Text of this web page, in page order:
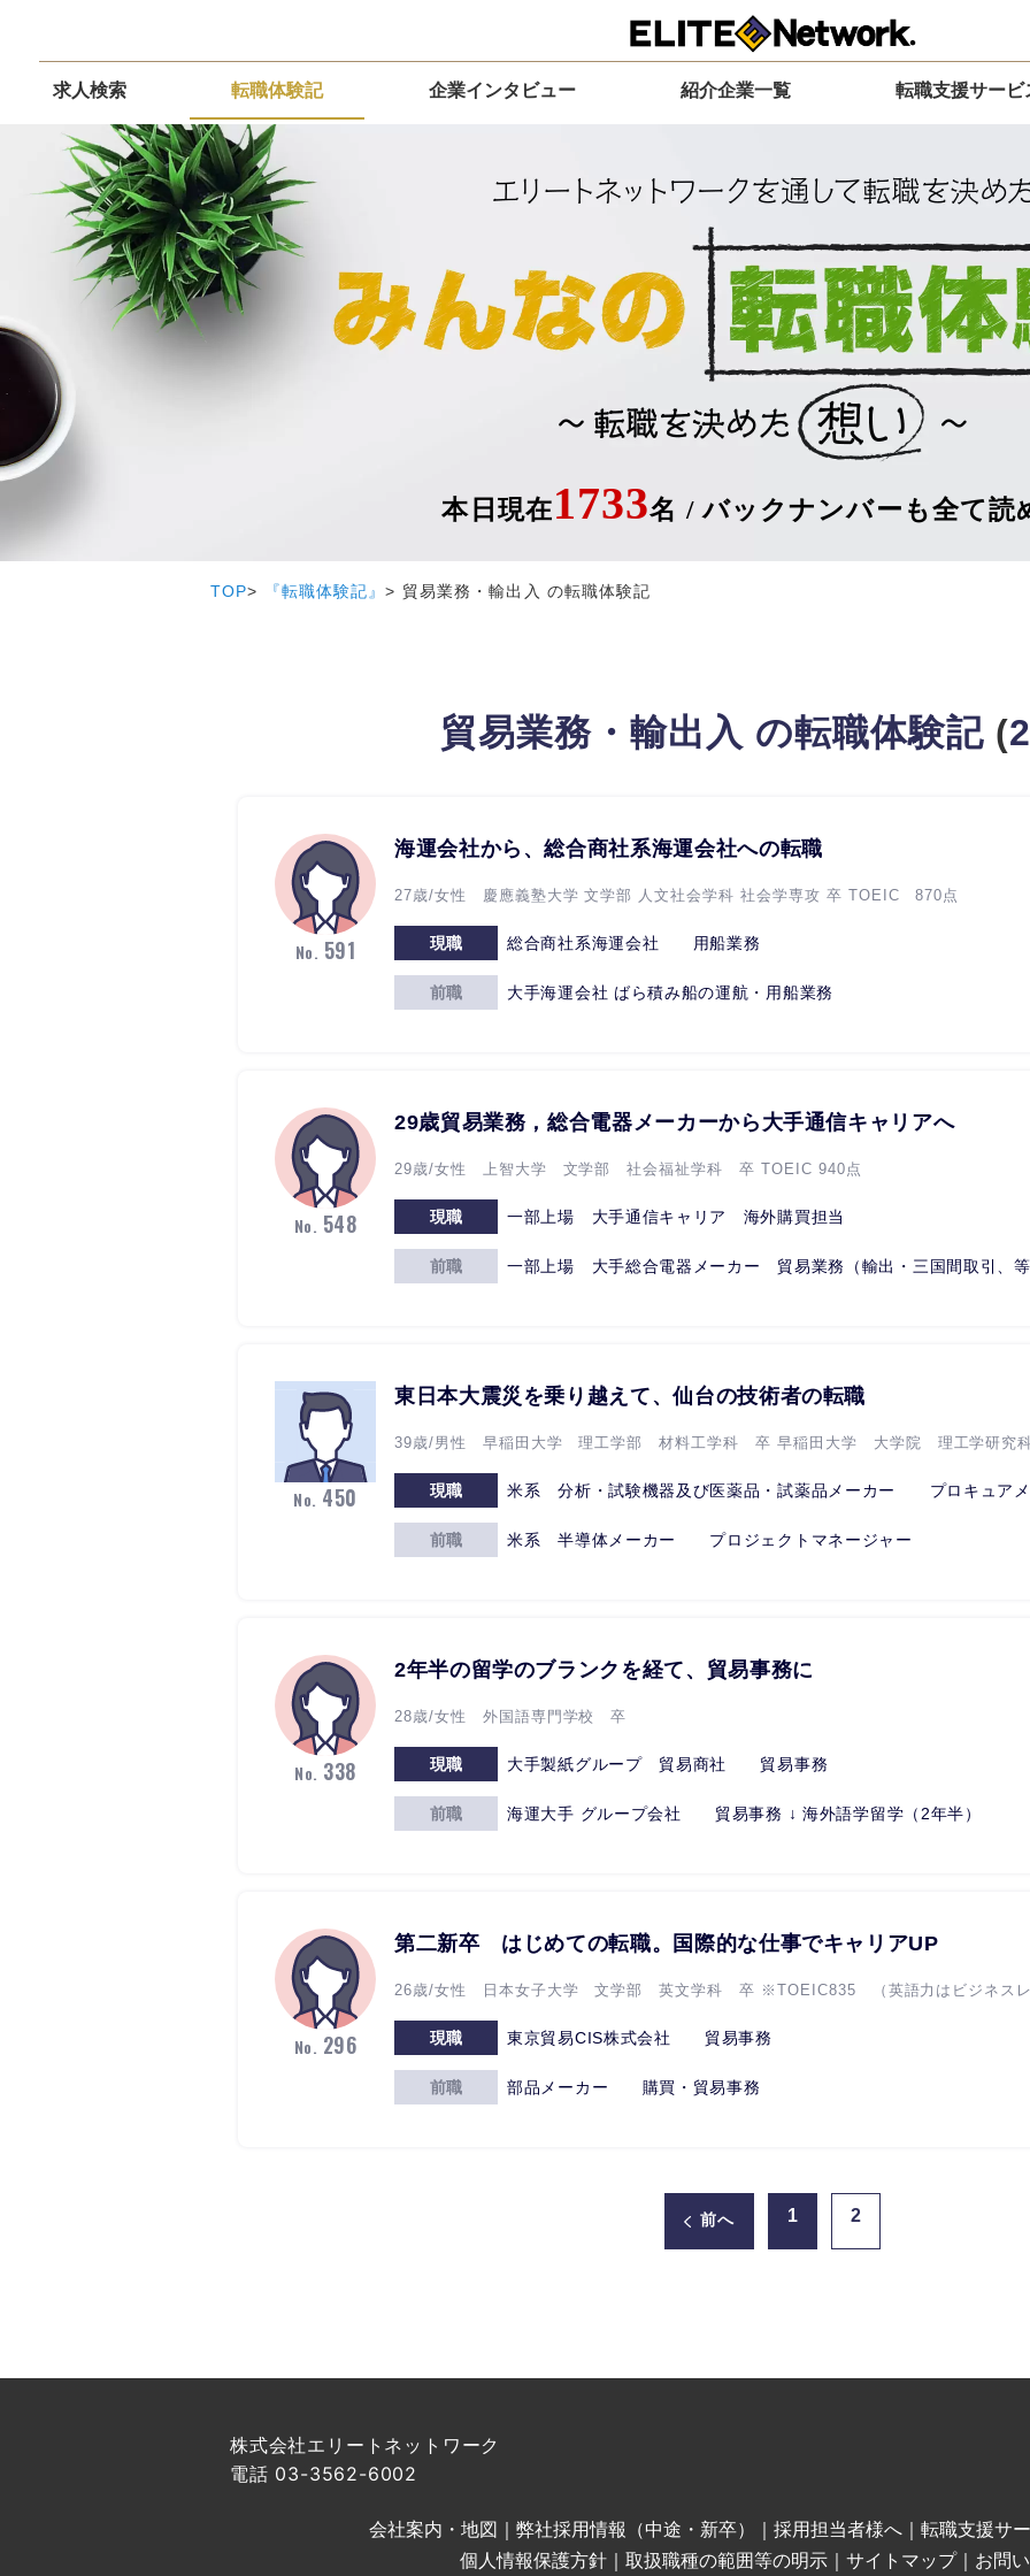
求人検索 転職体験記 企業インタビュー 紹介企業一覧 転職支援サービ
本日現在1733名 /バックナンバーも全て読
TOP 『転職体験記』 貿易業務・輸出入 の転職体験記
貿易業務・輸出入 の転職体験記 (
No. 591
海運会社から、総合商社系海運会社への転職
27歳/女性 慶應義塾大学 文学部 人文社会学科 社会学専攻 卒 TOEIC 870点
現職 総合商社系海運会社 用船業務
前職 大手海運会社 ばら積み船の運航・用船業務
No. 548
29歳貿易業務，総合電器メーカーから大手通信キャリアへ
29歳/女性 上智大学 文学部 社会福祉学科 卒 TOEIC 940点
現職 一部上場 大手通信キャリア 海外購買担当
前職 一部上場 大手総合電器メーカー 貿易業務（輸出・三国間取引、
No. 450
東日本大震災を乗り越えて、仙台の技術者の転職
39歳/男性 早稲田大学 理工学部 材料工学科 卒 早稲田大学 大学院 理工学研
現職 米系 分析・試験機器及び医薬品・試薬品メーカー プロキュア
前職 米系 半導体メーカー プロジェクトマネージャー
No. 338
2年半の留学のブランクを経て、貿易事務に
28歳/女性 外国語専門学校 卒
現職 大手製紙グループ 貿易商社 貿易事務
前職 海運大手 グループ会社 貿易事務 ↓ 海外語学留学（2年半）
No. 296
第二新卒 はじめての転職。国際的な仕事でキャリアUP
26歳/女性 日本女子大学 文学部 英文学科 卒 ※TOEIC835 （英語力はビジネス
現職 東京貿易CIS株式会社 貿易事務
前職 部品メーカー 購買・貿易事務
前へ 1 2
株式会社エリートネットワーク
電話 03-3562-6002
会社案内・地図 ｜ 弊社採用情報（中途・新卒） ｜ 採用担当者様へ ｜ 転職支援サ
個人情報保護方針 ｜ 取扱職種の範囲等の明示 ｜ サイトマップ｜ お問